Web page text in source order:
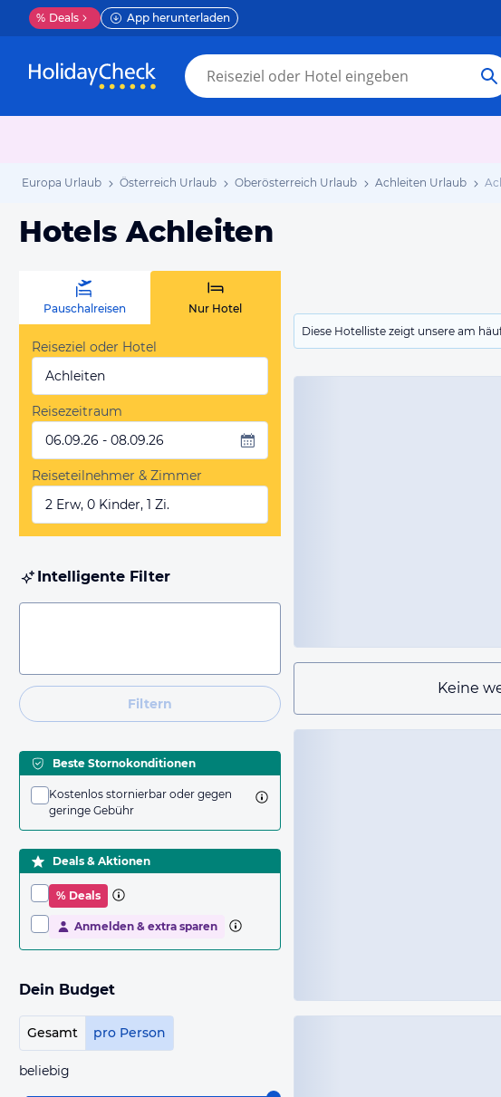
% Deals App herunterladen
Europa Urlaub Österreich Urlaub Oberösterreich Urlaub Achleiten Urlaub
Hotels Achleiten
Diese Hotelliste zeigt unsere am
Pauschalreisen Nur Hotel
Reiseziel oder Hotel
Achleiten
Reisezeitraum
06.09.26 - 08.09.26
Reiseteilnehmer & Zimmer
2 Erw, 0 Kinder, 1 Zi.
Intelligente Filter
Filtern
Beste Stornokonditionen
Kostenlos stornierbar oder gegen
geringe Gebühr
Deals & Aktionen
% Deals
Anmelden & extra sparen
Dein Budget
Gesamt pro Person
beliebig
Keine